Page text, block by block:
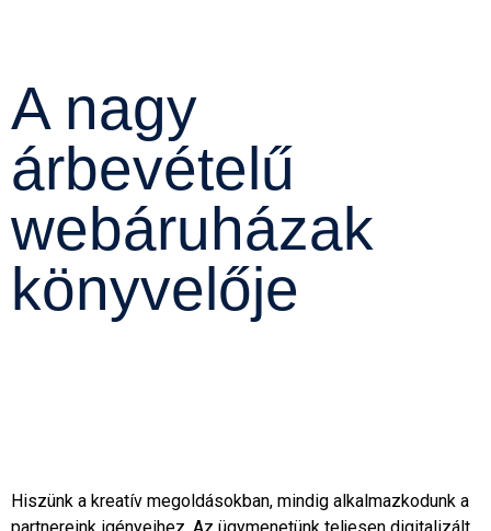
A nagy
árbevételű
webáruházak
könyvelője
Hiszünk a kreatív megoldásokban, mindig alkalmazkodunk a
partnereink igényeihez. Az ügymenetünk teljesen digitalizált,